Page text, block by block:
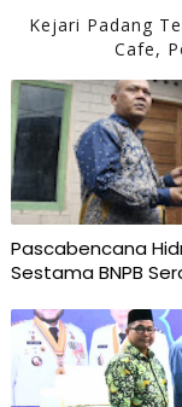
Kejari Padang
Cafe,
Pascabencana
Sestama BNPB